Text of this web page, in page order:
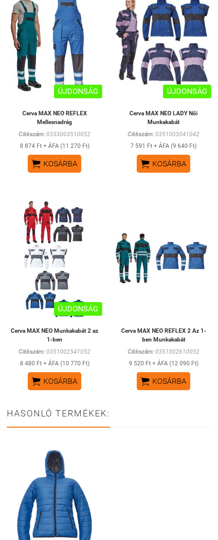
ÚJDONSÁG
Cerva MAX NEO REFLEX
Mellesnadrág
Cikkszám: 0353003510052
8 874 Ft + ÁFA (11 270 Ft)
 KOSÁRBA
ÚJDONSÁG
Cerva MAX NEO LADY Női
Munkakabát
Cikkszám: 0351003041042
7 591 Ft + ÁFA (9 640 Ft)
 KOSÁRBA
ÚJDONSÁG
Cerva MAX NEO Munkakabát 2 az
1-ben
Cikkszám: 0351002541052
8 480 Ft + ÁFA (10 770 Ft)
 KOSÁRBA
Cerva MAX NEO REFLEX 2 Az 1-
ben Munkakabát
Cikkszám: 0351002610052
9 520 Ft + ÁFA (12 090 Ft)
 KOSÁRBA
HASONLÓ TERMÉKEK: